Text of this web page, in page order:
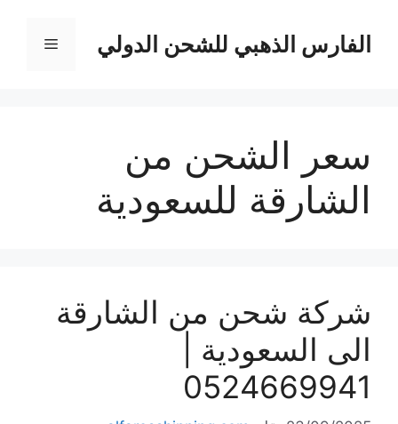
المحتوىالفارس الذهبي للشحن الدولي القائمة
سعر الشحن من
الشارقة للسعودية
شركة شحن من الشارقة
الى السعودية |
0524669941